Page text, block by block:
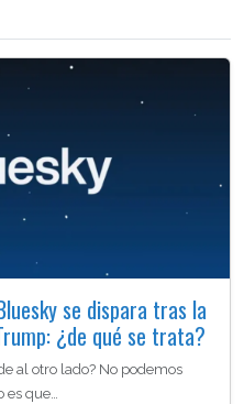
se dispara tras la
¿de qué se trata?
al otro lado? No podemos
que…